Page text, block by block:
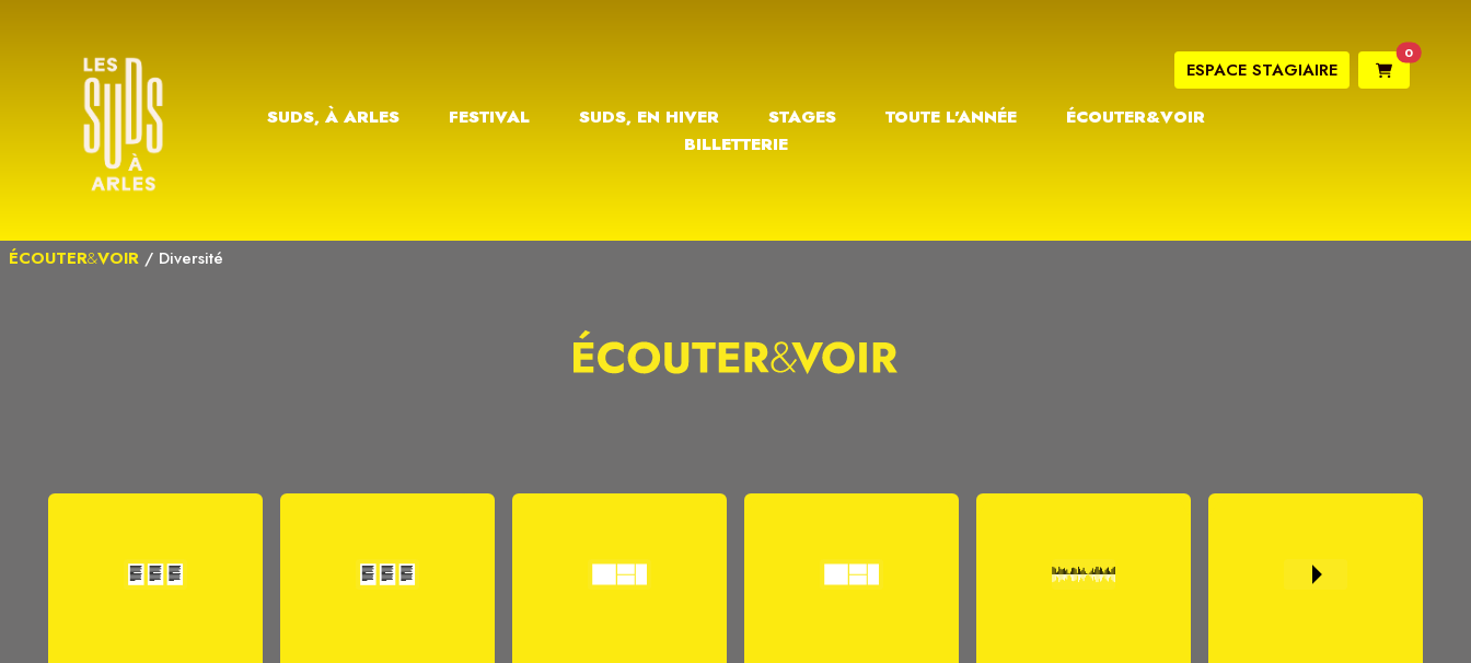
SUDS, À ARLES FESTIVAL SUDS, EN HIVER STAGES TOUTE L’ANNÉE
ÉCOUTER&VOIR
BILLETTERIE
ESPACE STAGIAIRE
0
ÉCOUTER&VOIR / Diversité